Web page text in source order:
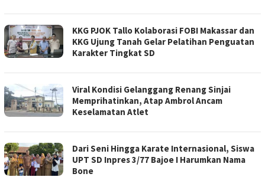
KKG PJOK Tallo Kolaborasi FOBI Makassar dan
KKG Ujung Tanah Gelar Pelatihan Penguatan
Karakter Tingkat SD
Viral Kondisi Gelanggang Renang Sinjai
Memprihatinkan, Atap Ambrol Ancam
Keselamatan Atlet
Dari Seni Hingga Karate Internasional, Siswa
UPT SD Inpres 3/77 Bajoe I Harumkan Nama
Bone